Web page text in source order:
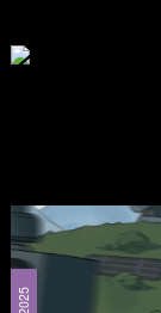
contenu